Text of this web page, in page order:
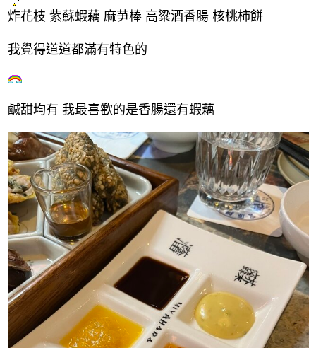
炸花枝 紫蘇蝦藕 麻芛棒 高粱酒香腸 核桃柿餅
我覺得道道都滿有特色的
鹹甜均有 我最喜歡的是香腸還有蝦藕